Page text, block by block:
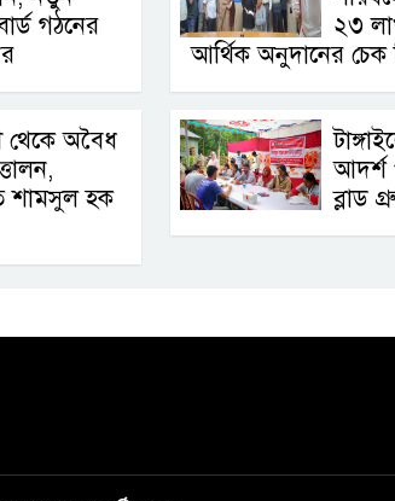
গঠনের
২৩
আর্থিক অনুদানের চেক
থেকে অবৈধ
শামসুল হক
আদর্শ
ব্লাড